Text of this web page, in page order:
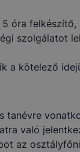
óra
szolgálatot
a kötelező
tanévre
való
az
megjegyzik a
a
nem gyűjt
ezek a
Technikum